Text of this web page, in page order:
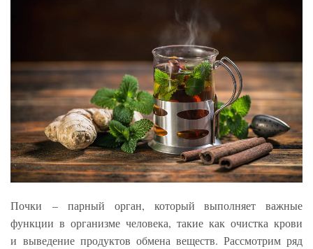
Почки – парный орган, который выполняет важные
функции в организме человека, такие как очистка крови
и выведение продуктов обмена веществ. Рассмотрим ряд